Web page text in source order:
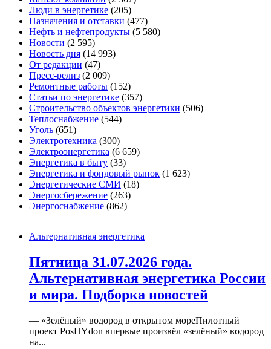
Люди в энергетике (205)
Назначения и отставки (477)
Нефть и нефтепродукты (5 580)
Новости (2 595)
Новость дня (14 993)
От редакции (47)
Пресс-релиз (2 009)
Ремонтные работы (152)
Статьи по энергетике (357)
Строительство объектов энергетики (506)
Теплоснабжение (544)
Уголь (651)
Электротехника (300)
Электроэнергетика (6 659)
Энергетика в быту (33)
Энергетика и фондовый рынок (1 623)
Энергетические СМИ (18)
Энергосбережение (263)
Энергоснабжение (862)
Альтернативная энергетика
Пятница 31.07.2026 года.
Альтернативная энергетика России
и мира. Подборка новостей
— «Зелёный» водород в открытом мореПилотный
проект PosHYdon впервые произвёл «зелёный» водород
на...